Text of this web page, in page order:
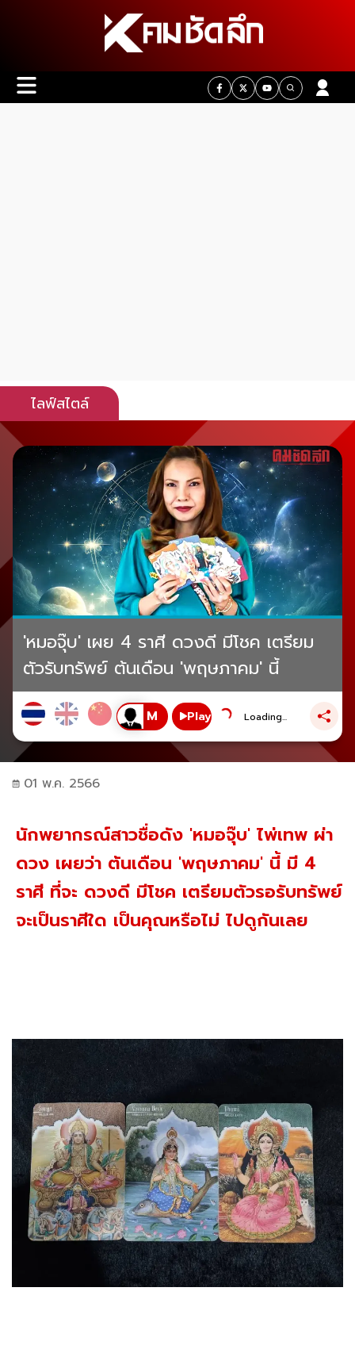
ไลฟ์สไตล์
'หมอจุ๊บ' เผย 4 ราศี ดวงดี มีโชค เตรียม
ตัวรับทรัพย์ ต้นเดือน 'พฤษภาคม' นี้
Play Loading...
01 พ.ค. 2566
นักพยากรณ์สาวชื่อดัง 'หมอจุ๊บ' ไพ่เทพ ผ่า
ดวง เผยว่า ต้นเดือน 'พฤษภาคม' นี้ มี 4
ราศี ที่จะ ดวงดี มีโชค เตรียมตัวรอรับทรัพย์
จะเป็นราศีใด เป็นคุณหรือไม่ ไปดูกันเลย